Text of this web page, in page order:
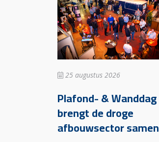
25 augustus 2026
Plafond- & Wanddag
brengt de droge
afbouwsector samen